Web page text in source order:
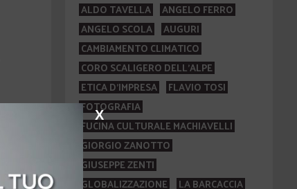
ALDO TAVELLA
ANGELO FERRO
ANGELO SCOLA
AUGURI
CAMBIAMENTO CLIMATICO
CORO SCALIGERO DELL'ALPE
ETICA D'IMPRESA
FLAVIO TOSI
FOTOGRAFIA
FUCINA CULTURALE MACHIAVELLI
GIORGIO ZANOTTO
GIUSEPPE ZENTI
GLOBALIZZAZIONE
LA BARCACCIA
X